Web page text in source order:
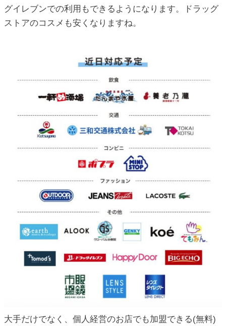
グイレブンでの利用もできるようになります。ドラッグ
ストアのコスメも安くなりますね。
大手だけでなく、個人経営のお店でも加盟できる(無料)